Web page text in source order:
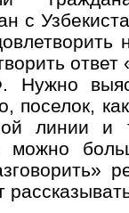
с
поселок,
линии и
можно